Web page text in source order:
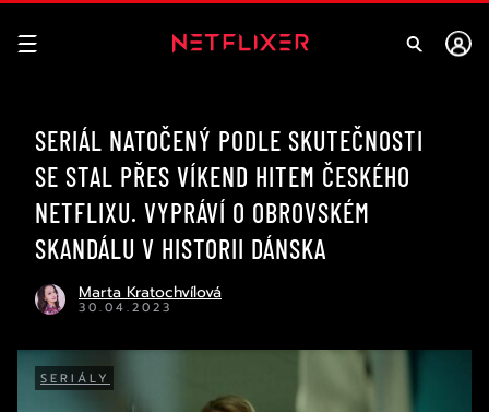
SERIÁL NATOČENÝ PODLE SKUTEČNOSTI
SE STAL PŘES VÍKEND HITEM ČESKÉHO
NETFLIXU. VYPRÁVÍ O OBROVSKÉM
SKANDÁLU V HISTORII DÁNSKA
Marta Kratochvílová
30.04.2023
SERIÁLY